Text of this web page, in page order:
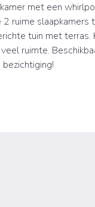
met een
ruime slaapkamers
tuin met
ruimte.